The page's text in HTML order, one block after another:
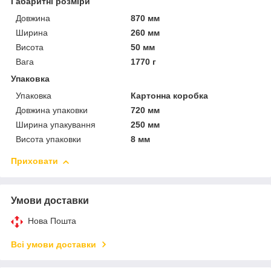
Довжина
870 мм
Ширина
260 мм
Висота
50 мм
Вага
1770 г
Упаковка
Упаковка
Картонна коробка
Довжина упаковки
720 мм
Ширина упакування
250 мм
Висота упаковки
8 мм
Приховати
Умови доставки
Нова Пошта
Всі умови доставки